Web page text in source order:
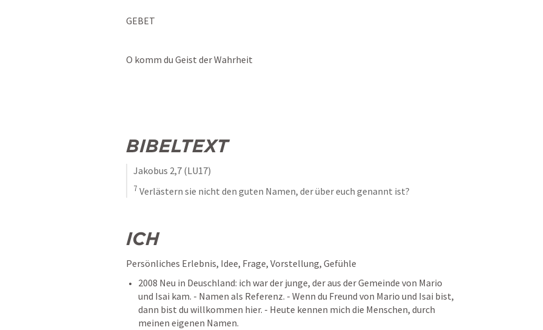
GEBET
O komm du Geist der Wahrheit
BIBELTEXT
Jakobus 2,7 (LU17)
7 Verlästern sie nicht den guten Namen, der über euch genannt ist?
ICH
Persönliches Erlebnis, Idee, Frage, Vorstellung, Gefühle
2008 Neu in Deuschland: ich war der junge, der aus der Gemeinde von Mario
und Isai kam. - Namen als Referenz. - Wenn du Freund von Mario und Isai bist,
dann bist du willkommen hier. - Heute kennen mich die Menschen, durch
meinen eigenen Namen.